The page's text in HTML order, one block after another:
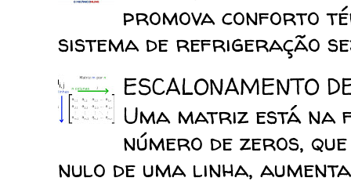
promova conforto
sistema de refrigeração
ESCALONAMENTO
Uma matriz está na
número de zeros,
nulo de uma linha,